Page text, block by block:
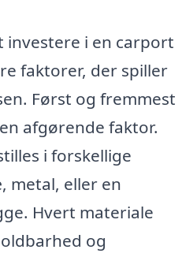
investere i en carport
faktorer, der spiller
Først og fremmest
afgørende faktor.
i forskellige
metal, eller en
Hvert materiale
og